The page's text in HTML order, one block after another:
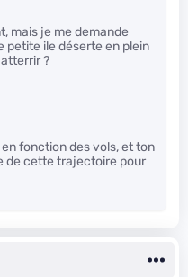
mais je me demande
petite ile déserte en plein
?
fonction des vols, et ton
de cette trajectoire pour